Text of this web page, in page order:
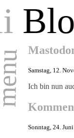
Samstag, 12.
Ich bin nun
Sonntag, 24.